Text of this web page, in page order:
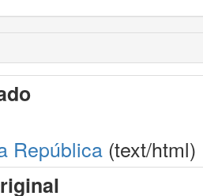
República (text/html)